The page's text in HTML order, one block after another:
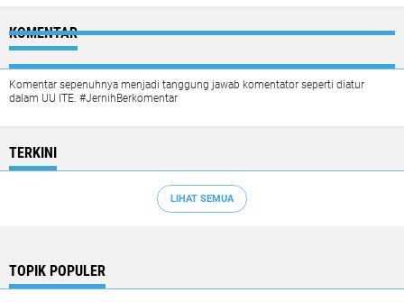
KOMENTAR
Komentar sepenuhnya menjadi tanggung jawab komentator seperti diatur
dalam UU ITE. #JernihBerkomentar
TERKINI
LIHAT SEMUA
TOPIK POPULER